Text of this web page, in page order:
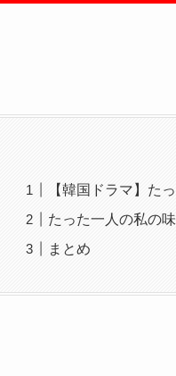
【韓国ドラマ】た
たった一人の私の
まとめ